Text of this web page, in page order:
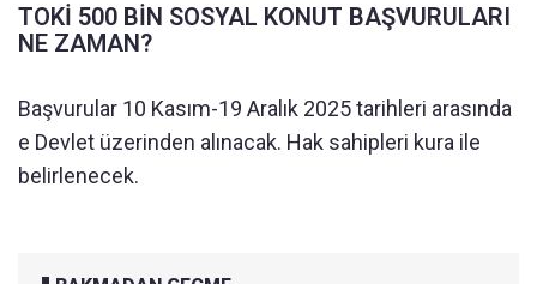
TOKİ 500 BİN SOSYAL KONUT BAŞVURULARI
NE ZAMAN?
Başvurular 10 Kasım-19 Aralık 2025 tarihleri arasında
e Devlet üzerinden alınacak. Hak sahipleri kura ile
belirlenecek.